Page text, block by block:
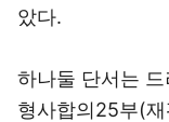
았다.
하나둘 단서는
형사합의25부(